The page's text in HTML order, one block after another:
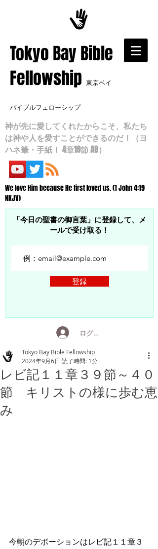
​Tokyo Bay Bible
Fellowship 東京ベイ
バイブルフェローシップ
神が先に愛してくれたからこそ、私たち
は神や人を愛すことができるのだ！（ヨ
ハネ筆・手紙Ⅰ 4章19節 AB）
We love Him because He first loved us. (1 John 4:19
NKJV)
「今日の聖書の御言葉」に登録して、メ
ールで受け取る！
登録
ログイン
レビ記１１章３９節～４０
節 キリストの様に歩む恵
み
Tokyo Bay Bible Fellowship
2024年9月6日 読了時間: 1分
今朝のデボーションはレビ記１１章３